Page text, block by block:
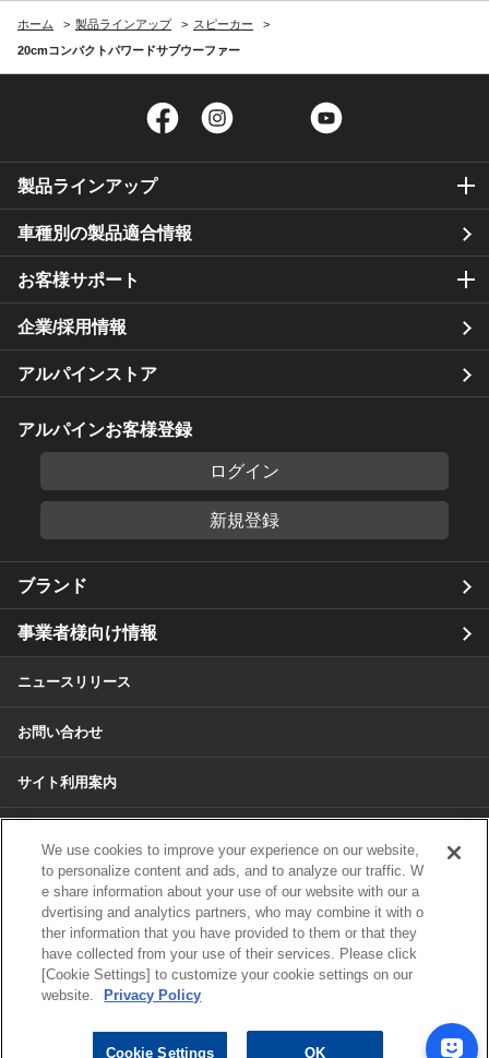
ホーム 製品ラインアップ
スピーカー
20cmコンパクトパワードサブウーファー
Facebook Twitter
製品ラインアップ
車種別の製品適合情報
お客様サポート
企業/採用情報
アルパインストア
アルパインお客様登録
ログイン
新規登録
ブランド
事業者様向け情報
ニュースリリース
お問い合わせ
サイト利用案内
個人情報のお取扱いについて
各種サービスの個人情報保護方針
サイトマップ
We use cookies to improve your experience on our website,
to personalize content and ads, and to analyze our traffic. W
e share information about your use of our website with our a
dvertising and analytics partners, who may combine it with o
ther information that you have provided to them or that they
have collected from your use of their services. Please click
[Cookie Settings] to customize your cookie settings on our
website.
Privacy Policy
Cookie Settings OK